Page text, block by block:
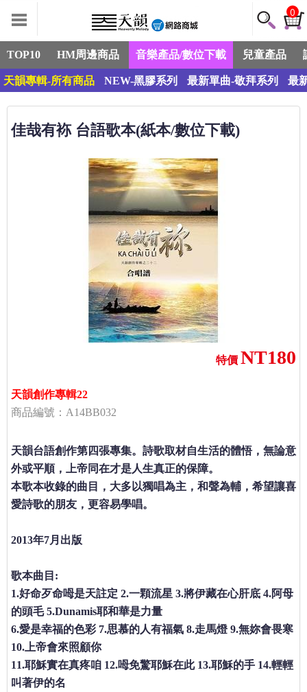
0
TOP10 HM周邊商品 音樂產品/數位下載 兒童產品
天韻專輯-所有商品 NEW-黑膠系列 最新單曲-敬拜系列 最
佳哉有袮 台語歌本(紙本/數位下載)
特價 NT180
天韻創作專輯22
商品編號：A14BB032
天韻台語創作第四張專集。詩歌取材自生活的體悟，無論意
外或平順，上帝同在才是人生真正的保障。
本歌本收錄的曲目，大多以獨唱為主，和聲為輔，希望讓喜
愛詩歌的朋友，更容易學唱。
2013年7月出版
歌本曲目:
1.好命歹命呣是天註定 2.一顆流星 3.將伊藏在心肝底 4.阿母
的頭毛 5.Dunamis耶和華是力量
6.愛是幸福的色彩 7.思慕的人有福氣 8.走馬燈 9.無妳會畏寒
10.上帝會來照顧你
11.耶穌實在真疼咱 12.呣免驚耶穌在此 13.耶穌的手 14.輕輕
叫著伊的名